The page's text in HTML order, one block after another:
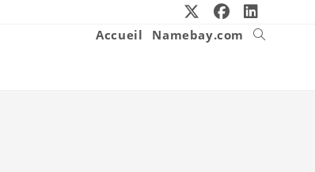
Accueil Namebay.com
Toggle